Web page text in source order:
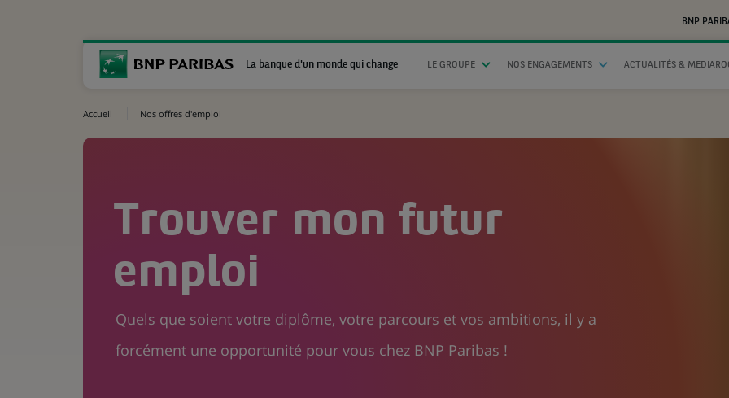
BNP
La banque d'un monde qui change LE GROUPE NOS ENGAGEMENTS ACTUALITÉS &
Accueil Nos offres d'emploi
Trouver mon futur
emploi
Quels que soient votre diplôme, votre parcours et vos ambitions, il y a
forcément une opportunité pour vous chez BNP Paribas !